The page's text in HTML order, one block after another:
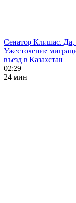
Сенатор Клишас. Да,
Ужесточение
въезд в Казахстан
02:29
24 мин